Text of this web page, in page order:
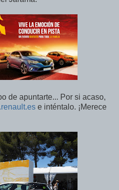
de apuntarte... Por si acaso,
e inténtalo. ¡Merece